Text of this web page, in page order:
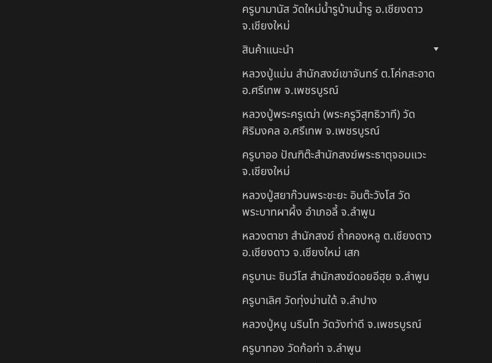
ครูบามานัส วัดใหม่น้ำรูบ้านน้ำรู อ.เชียงดาว
จ.เชียงใหม่
สินค้าแนะนำ
หลวงปู่แม่น สำนักสงฆ์เขาจันทร์ ต.โค่กสะอาด
อ.ศรีเทพ จ.เพชรบูรณ์
หลวงปู่พระครูเฒ่า (พระครูวิสุทธิวาที) วัด
ศิริมงคล อ.ศรีเทพ จ.เพชรบูรณ์
ครูบาออ ปัณฑิต๊ะสำนักสงฆ์พระธาตุจอมแวะ
จ.เชียงใหม่
หลวงปู่สยาก๊วนพระชะยะ อินต๊ะวังโส วัด
พระบาทผาผึ้ง อำเภอลี้ จ.ลำพูน
หลวงตาชา สำนักสงฆ์ ถ้ำคองหลู ต.เชียงดาว
อ.เชียงดาว จ.เชียงใหม่ เสก
ครูบานะ ชินวํโส สำนักสงฆ์ดอยอีฮุย จ.ลำพูน
ครูบาเลิศ วัดทุ่งม่านใต้ จ.ลำปาง
หลวงปู่หนู นรินโท วัดวังท่าดี จ.เพชรบูรณ์
ครูบาทอง วัดก้อท่า จ.ลำพูน